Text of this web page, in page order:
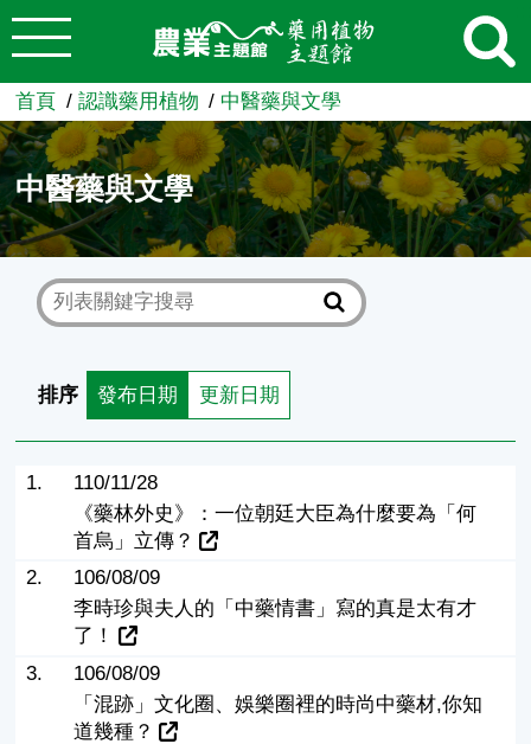
跳到主要內容
農業知識入口網
首頁 認識藥用植物 中醫藥與文學
中醫藥與文學
排序 發布日期 更新日期
1.
110/11/28
《藥林外史》：一位朝廷大臣為什麼要為「何
首烏」立傳？
2.
106/08/09
李時珍與夫人的「中藥情書」寫的真是太有才
了！
3.
106/08/09
「混跡」文化圈、娛樂圈裡的時尚中藥材,你知
道幾種？